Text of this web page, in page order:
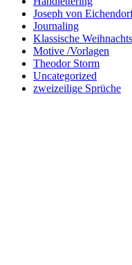
Joseph von
Journaling
Klassische
Motive /Vorlagen
Theodor Storm
Uncategorized
zweizeilige Sprüche